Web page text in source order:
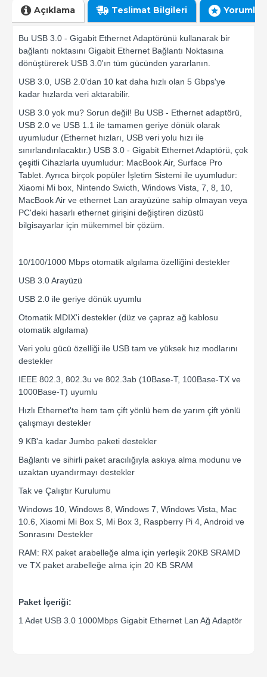
Açıklama Teslimat Bilgileri Yorumlar
Bu USB 3.0 - Gigabit Ethernet Adaptörünü kullanarak bir
bağlantı noktasını Gigabit Ethernet Bağlantı Noktasına
dönüştürerek USB 3.0'ın tüm gücünden yararlanın.
USB 3.0, USB 2.0'dan 10 kat daha hızlı olan 5 Gbps'ye
kadar hızlarda veri aktarabilir.
USB 3.0 yok mu? Sorun değil! Bu USB - Ethernet adaptörü,
USB 2.0 ve USB 1.1 ile tamamen geriye dönük olarak
uyumludur (Ethernet hızları, USB veri yolu hızı ile
sınırlandırılacaktır.) USB 3.0 - Gigabit Ethernet Adaptörü, çok
çeşitli Cihazlarla uyumludur: MacBook Air, Surface Pro
Tablet. Ayrıca birçok popüler İşletim Sistemi ile uyumludur:
Xiaomi Mi box, Nintendo Swicth, Windows Vista, 7, 8, 10,
MacBook Air ve ethernet Lan arayüzüne sahip olmayan veya
PC'deki hasarlı ethernet girişini değiştiren dizüstü
bilgisayarlar için mükemmel bir çözüm.
10/100/1000 Mbps otomatik algılama özelliğini destekler
USB 3.0 Arayüzü
USB 2.0 ile geriye dönük uyumlu
Otomatik MDIX'i destekler (düz ve çapraz ağ kablosu
otomatik algılama)
Veri yolu gücü özelliği ile USB tam ve yüksek hız modlarını
destekler
IEEE 802.3, 802.3u ve 802.3ab (10Base-T, 100Base-TX ve
1000Base-T) uyumlu
Hızlı Ethernet'te hem tam çift yönlü hem de yarım çift yönlü
çalışmayı destekler
9 KB'a kadar Jumbo paketi destekler
Bağlantı ve sihirli paket aracılığıyla askıya alma modunu ve
uzaktan uyandırmayı destekler
Tak ve Çalıştır Kurulumu
Windows 10, Windows 8, Windows 7, Windows Vista, Mac
10.6, Xiaomi Mi Box S, Mi Box 3, Raspberry Pi 4, Android ve
Sonrasını Destekler
RAM: RX paket arabelleğe alma için yerleşik 20KB SRAMD
ve TX paket arabelleğe alma için 20 KB SRAM
Paket İçeriği:
1 Adet USB 3.0 1000Mbps Gigabit Ethernet Lan Ağ Adaptör